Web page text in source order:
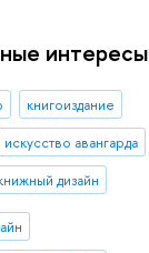
интересы
книгоиздание
искусство авангарда
дизайн